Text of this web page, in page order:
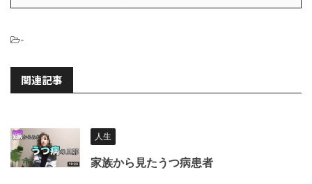
-
関連記事
人生
家族から見たうつ病患者